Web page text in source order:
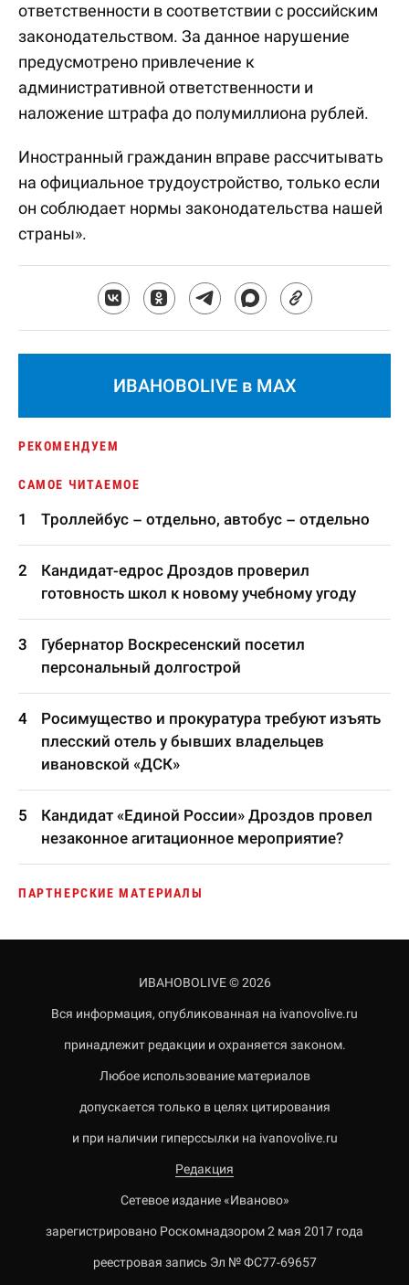
ответственности в соответствии с российским
законодательством. За данное нарушение
предусмотрено привлечение к
административной ответственности и
наложение штрафа до полумиллиона рублей.
Иностранный гражданин вправе рассчитывать
на официальное трудоустройство, только если
он соблюдает нормы законодательства нашей
страны».
ИВАНОВОLIVE в MAX
РЕКОМЕНДУЕМ
САМОЕ ЧИТАЕМОЕ
Троллейбус – отдельно, автобус – отдельно
Кандидат-едрос Дроздов проверил
готовность школ к новому учебному угоду
Губернатор Воскресенский посетил
персональный долгострой
Росимущество и прокуратура требуют изъять
плесский отель у бывших владельцев
ивановской «ДСК»
Кандидат «Единой России» Дроздов провел
незаконное агитационное мероприятие?
ПАРТНЕРСКИЕ МАТЕРИАЛЫ
ИВАНОВОLIVE © 2026
Вся информация, опубликованная на ivanovolive.ru
принадлежит редакции и охраняется законом.
Любое использование материалов
допускается только в целях цитирования
и при наличии гиперссылки на ivanovolive.ru
Редакция
Сетевое издание «Иваново»
зарегистрировано Роскомнадзором 2 мая 2017 года
реестровая запись Эл № ФС77-69657